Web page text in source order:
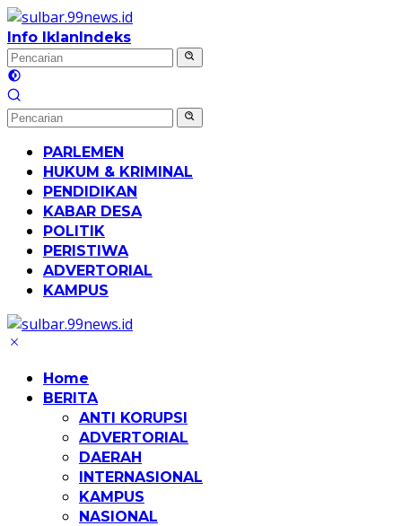
Langsung
ke
konten
Info IklanIndeks
PARLEMEN
HUKUM & KRIMINAL
PENDIDIKAN
KABAR DESA
POLITIK
PERISTIWA
ADVERTORIAL
KAMPUS
Home
BERITA
ANTI KORUPSI
ADVERTORIAL
DAERAH
INTERNASIONAL
KAMPUS
NASIONAL